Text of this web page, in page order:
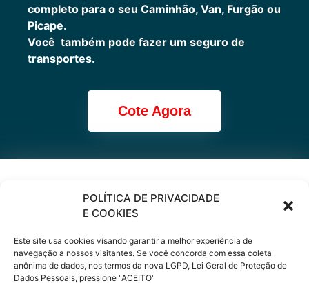
POLÍTICA DE PRIVACIDADE
E COOKIES
Este site usa cookies visando garantir a melhor experiência de
navegação a nossos visitantes. Se você concorda com essa coleta
anônima de dados, nos termos da nova LGPD, Lei Geral de Proteção de
Dados Pessoais, pressione "ACEITO"
completo para o seu Caminhão, Van, Furgão ou
Picape.
Você também pode fazer um seguro de
transportes.
Cote Agora
Cote online ou
peça via
WhatsApp